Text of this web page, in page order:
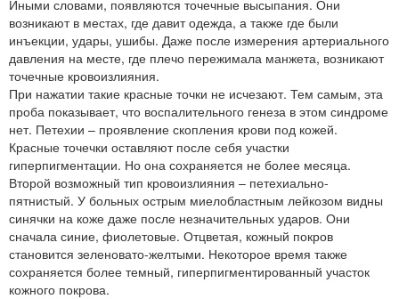
Иными словами, появляются точечные высыпания. Они
возникают в местах, где давит одежда, а также где были
инъекции, удары, ушибы. Даже после измерения артериального
давления на месте, где плечо пережимала манжета, возникают
точечные кровоизлияния.
При нажатии такие красные точки не исчезают. Тем самым, эта
проба показывает, что воспалительного генеза в этом синдроме
нет. Петехии – проявление скопления крови под кожей.
Красные точечки оставляют после себя участки
гиперпигментации. Но она сохраняется не более месяца.
Второй возможный тип кровоизлияния – петехиально-
пятнистый. У больных острым миелобластным лейкозом видны
синячки на коже даже после незначительных ударов. Они
сначала синие, фиолетовые. Отцветая, кожный покров
становится зеленовато-желтыми. Некоторое время также
сохраняется более темный, гиперпигментированный участок
кожного покрова.